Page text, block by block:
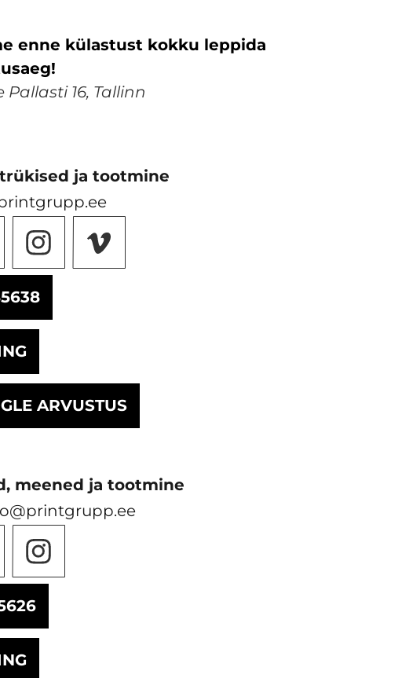
enne külastust kokku leppida
Pallasti 16, Tallinn
ja tootmine
ARVUSTUS
meened ja tootmine